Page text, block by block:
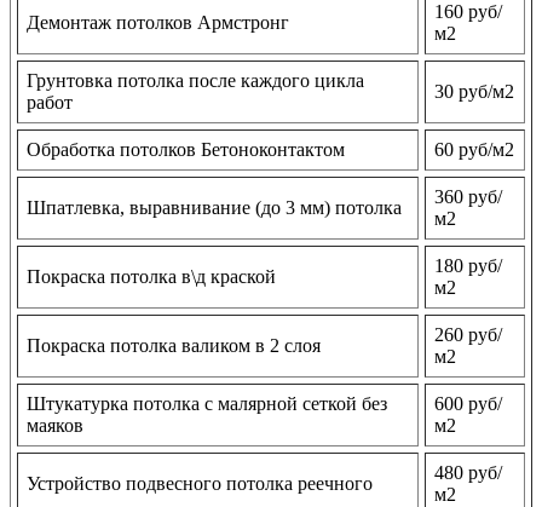
Демонтаж потолков Армстронг
160 руб/
м2
Грунтовка потолка после каждого цикла
работ
30 руб/м2
Обработка потолков Бетоноконтактом 60 руб/м2
Шпатлевка, выравнивание (до 3 мм) потолка
360 руб/
м2
Покраска потолка в\д краской
180 руб/
м2
Покраска потолка валиком в 2 слоя
260 руб/
м2
Штукатурка потолка с малярной сеткой без
маяков
600 руб/
м2
Устройство подвесного потолка реечного
480 руб/
м2